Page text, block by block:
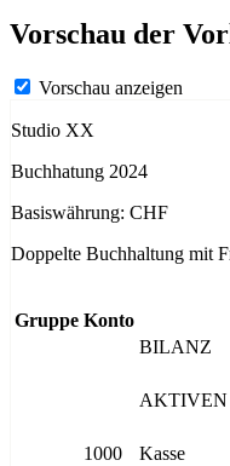
Vorschau der
Vorschau anzeigen
Studio XX
Buchhatung 2024
Basiswährung: CHF
Doppelte Buchhaltung mit
Gruppe Konto
BILANZ
AKTIVEN
1000 Kasse